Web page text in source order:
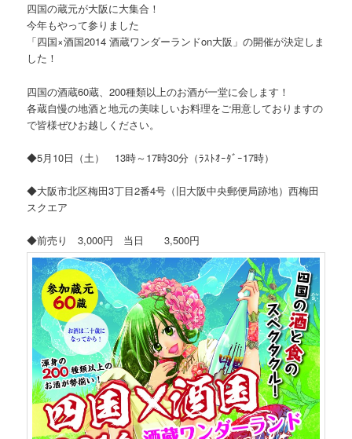
四国の蔵元が大阪に大集合！
今年もやって参りました
「四国×酒国2014 酒蔵ワンダーランドon大阪」の開催が決定しま
した！
四国の酒蔵60蔵、200種類以上のお酒が一堂に会します！
各蔵自慢の地酒と地元の美味しいお料理をご用意しておりますの
で皆様ぜひお越しください。
◆5月10日（土） 13時～17時30分（ﾗｽﾄｵｰﾀﾞｰ17時）
◆大阪市北区梅田3丁目2番4号（旧大阪中央郵便局跡地）西梅田
スクエア
◆前売り 3,000円 当日 3,500円